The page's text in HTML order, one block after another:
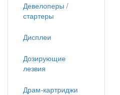
Девелоперы /
стартеры
Дисплеи
Дозирующие
лезвия
Драм-картриджи